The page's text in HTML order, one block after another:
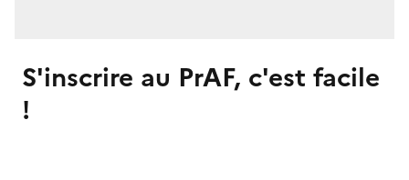
S'inscrire au PrAF, c'est facile
!